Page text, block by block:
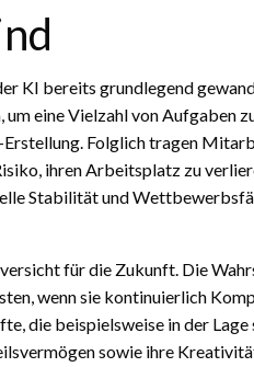
KI bereits grundlegend
eine Vielzahl von Aufgaben
Folglich tragen
ihren Arbeitsplatz zu
Stabilität und
für die Zukunft. Die
wenn sie kontinuierlich
die beispielsweise in der
sowie ihre